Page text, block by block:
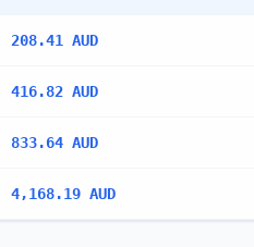
208.41 AUD
416.82 AUD
833.64 AUD
4,168.19 AUD